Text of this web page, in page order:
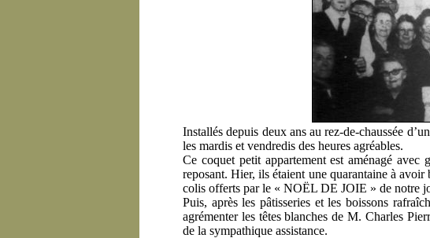
Installés depuis deux ans au rez-de-chaussée
les mardis et vendredis des heures agréables.
Ce coquet petit appartement est aménagé
reposant. Hier, ils étaient une quarantaine à
colis offerts par le « NOËL DE JOIE » de notre
Puis, après les pâtisseries et les boissons
agrémenter les têtes blanches de M. Charles
de la sympathique assistance.